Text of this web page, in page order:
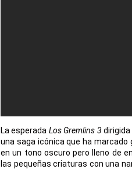
La esperada Los Gremlins 3
una saga icónica que ha
en un tono oscuro pero lleno de
las pequeñas criaturas con una